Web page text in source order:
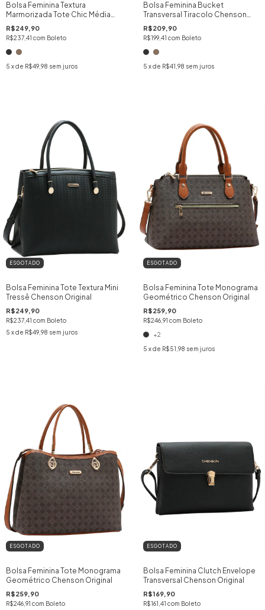
Bolsa Feminina Textura
Marmorizada Tote Chic Média
Chenson Original
R$249,90
R$237,41 com Boleto
5 x de R$49,98 sem juros
Bolsa Feminina Bucket
Transversal Tiracolo Chenson
Original Textura Tressê
R$209,90
R$199,41 com Boleto
5 x de R$41,98 sem juros
ESGOTADO
Bolsa Feminina Tote Textura Mini
Tressê Chenson Original
R$249,90
R$237,41 com Boleto
5 x de R$49,98 sem juros
ESGOTADO
Bolsa Feminina Tote Monograma
Geométrico Chenson Original
R$259,90
R$246,91 com Boleto
+2
5 x de R$51,98 sem juros
ESGOTADO
Bolsa Feminina Tote Monograma
Geométrico Chenson Original
R$259,90
R$246,91 com Boleto
ESGOTADO
Bolsa Feminina Clutch Envelope
Transversal Chenson Original
R$169,90
R$161,41 com Boleto